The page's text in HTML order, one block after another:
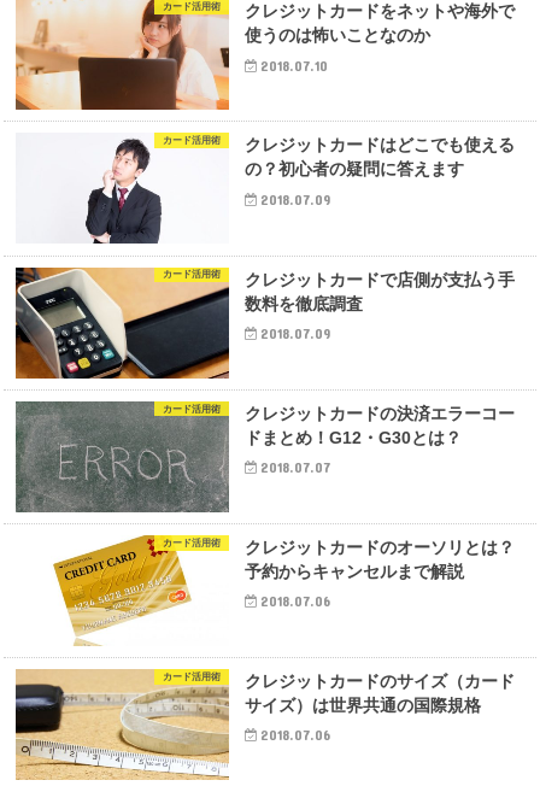
カード活用術
クレジットカードをネットや海外で
使うのは怖いことなのか
2018.07.10
カード活用術
クレジットカードはどこでも使える
の？初心者の疑問に答えます
2018.07.09
カード活用術
クレジットカードで店側が支払う手
数料を徹底調査
2018.07.09
カード活用術
クレジットカードの決済エラーコー
ドまとめ！G12・G30とは？
2018.07.07
カード活用術
クレジットカードのオーソリとは？
予約からキャンセルまで解説
2018.07.06
カード活用術
クレジットカードのサイズ（カード
サイズ）は世界共通の国際規格
2018.07.06